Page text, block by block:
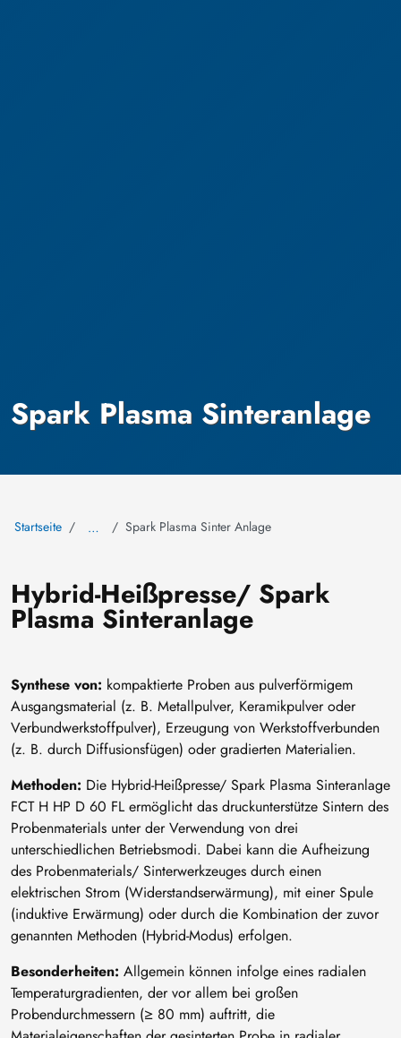
Spark Plasma Sinteranlage
Startseite … Spark Plasma Sinter Anlage
Hybrid-Heißpresse/ Spark
Plasma Sinteranlage
Synthese von: kompaktierte Proben aus pulverförmigem
Ausgangsmaterial (z. B. Metallpulver, Keramikpulver oder
Verbundwerkstoffpulver), Erzeugung von Werkstoffverbunden
(z. B. durch Diffusionsfügen) oder gradierten Materialien.
Methoden: Die Hybrid-Heißpresse/ Spark Plasma Sinteranlage
FCT H HP D 60 FL ermöglicht das druckunterstütze Sintern des
Probenmaterials unter der Verwendung von drei
unterschiedlichen Betriebsmodi. Dabei kann die Aufheizung
des Probenmaterials/ Sinterwerkzeuges durch einen
elektrischen Strom (Widerstandserwärmung), mit einer Spule
(induktive Erwärmung) oder durch die Kombination der zuvor
genannten Methoden (Hybrid-Modus) erfolgen.
Besonderheiten: Allgemein können infolge eines radialen
Temperaturgradienten, der vor allem bei großen
Probendurchmessern (≥ 80 mm) auftritt, die